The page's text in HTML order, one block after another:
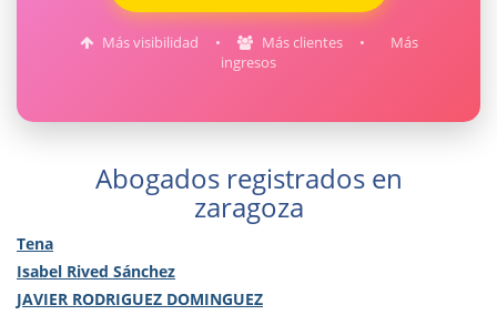
Más visibilidad • Más clientes •
Más
ingresos
Abogados registrados en
zaragoza
Tena
Isabel Rived Sánchez
JAVIER RODRIGUEZ DOMINGUEZ